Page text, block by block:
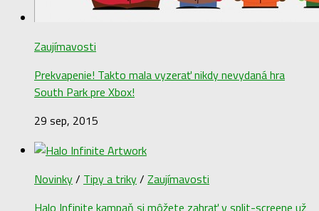
Zaujímavosti
Prekvapenie! Takto mala vyzerať nikdy nevydaná hra
South Park pre Xbox!
29 sep, 2015
Novinky/ Tipy a triky/ Zaujímavosti